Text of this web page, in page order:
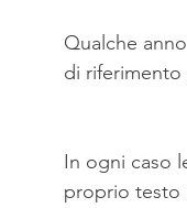
Qualche
di riferimento
In ogni caso
proprio testo